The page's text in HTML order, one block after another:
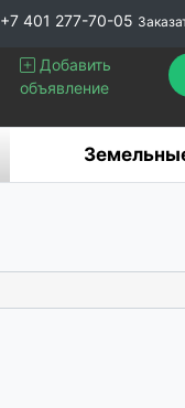
+7 401 277-70-05
Добавить
объявление